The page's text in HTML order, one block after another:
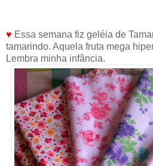
♥ Essa semana fiz geléia de
tamarindo. Aquela fruta mega
Lembra minha infância.